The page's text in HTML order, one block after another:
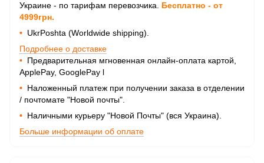
Украине - по тарифам перевозчика. Бесплатно - от
4999грн.
• UkrPoshta (Worldwide shipping).
Подробнее о доставке
• Предварительная мгновенная онлайн-оплата картой,
ApplePay, GooglePay l
• Наложенный платеж при получении заказа в отделении
/ почтомате "Новой почты".
• Наличными курьеру "Новой Почты" (вся Украина).
Больше информации об оплате